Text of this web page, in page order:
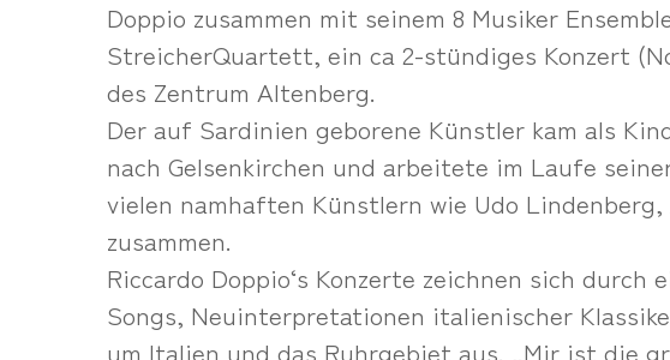
Doppio zusammen mit seinem 8 Musiker
StreicherQuartett, ein ca 2-stündiges Konzert
des Zentrum Altenberg.
Der auf Sardinien geborene Künstler kam als
nach Gelsenkirchen und arbeitete im Laufe
vielen namhaften Künstlern wie Udo
zusammen.
Riccardo Doppio‘s Konzerte zeichnen sich durch
Songs, Neuinterpretationen italienischer
um Italien und das Ruhrgebiet aus. „Mir ist die